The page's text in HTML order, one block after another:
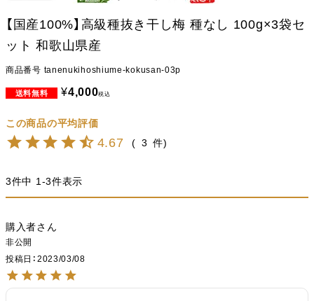
【国産100%】高級種抜き干し梅 種なし 100g×3袋セ
ット 和歌山県産
商品番号 tanenukihoshiume-kokusan-03p
¥4,000税込
4.67 3
3件中 1-3件表示
購入者
非公開
投稿日
2023/03/08